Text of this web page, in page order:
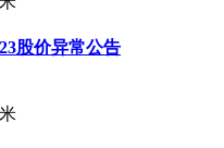
股价异常公告